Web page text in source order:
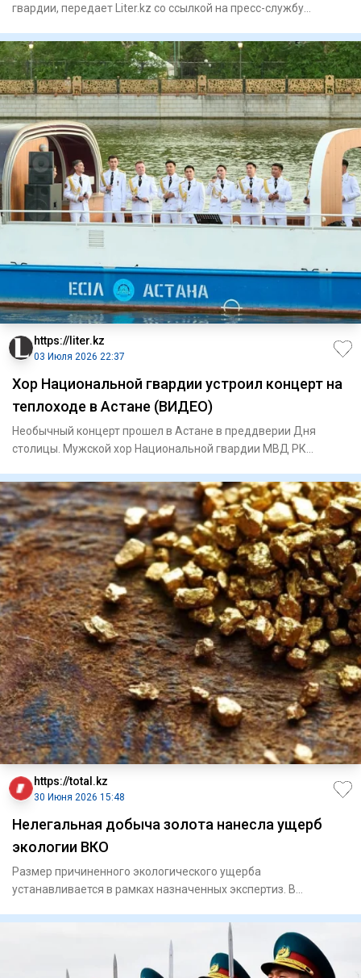
гвардии, передает Liter.kz со ссылкой на пресс-службу
https://liter.kz
03 Июля 2026 22:37
Хор Национальной гвардии устроил концерт на
теплоходе в Астане (ВИДЕО)
Необычный концерт прошел в Астане в преддверии Дня
столицы. Мужской хор Национальной гвардии МВД РК
https://total.kz
30 Июня 2026 15:48
Нелегальная добыча золота нанесла ущерб
экологии ВКО
Размер причиненного экологического ущерба
устанавливается в рамках назначенных экспертиз. В